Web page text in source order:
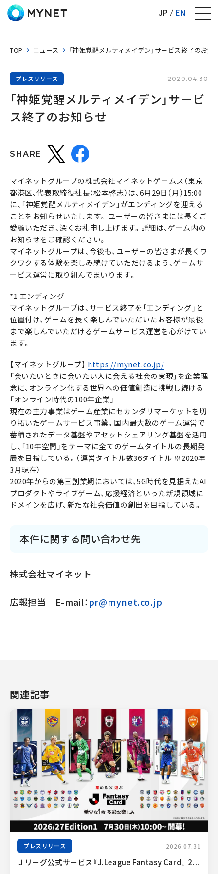
JP EN
TOP ニュース 「神姫覚醒メルティメイデン」サービス終了のお知
プレスリリース 2020.04.30
「神姫覚醒メルティメイデン」サービ
ス終了のお知らせ
SHARE
マイネットグループの株式会社マイネットゲームス（東京
都港区、代表取締役社長：松本啓志）は、6月29日（月）15:00
に、「神姫覚醒メルティメイデン」がエンディングを迎える
ことをお知らせいたします。 ユーザーの皆さまには長くご
愛顧いただき、深くお礼申し上げます。詳細は、ゲーム内の
お知らせをご確認ください。
マイネットグループは、今後も、ユーザーの皆さまが長くワ
クワクする体験を楽しみ続けていただけるよう、ゲームサ
ービス運営に取り組んでまいります。
*1 エンディング
マイネットグループは、サービス終了を「エンディング」と
位置付け、ゲームを長く楽しんでいただいたお客様が最後
まで楽しんでいただけるゲームサービス運営を心がけてい
ます。
【マイネットグループ】 https://mynet.co.jp/
「会いたいときに会いたい人に会える社会の実現」を企業理
念に、オンライン化する世界への価値創造に挑戦し続ける
「オンライン時代の100年企業」
現在の主力事業はゲーム産業にセカンダリマーケットを切
り拓いたゲームサービス事業。国内最大数のゲーム運営で
蓄積されたデータ基盤やアセットシェアリング基盤を活用
し、「10年空間」をテーマに全てのゲームタイトルの長期発
展を目指している。（運営タイトル数36タイトル ※2020年
3月現在）
2020年からの第三創業期においては、5G時代を見据えたAI
プロダクトやライブゲーム、応援経済といった新規領域に
ドメインを広げ、新たな社会価値の創出を目指している。
本件に関する問い合わせ先
株式会社マイネット
広報担当 E-mail：pr@mynet.co.jp
関連記事
プレスリリース 2026.07.31
Ｊリーグ公式サービス『J.League Fantasy Card』 2...